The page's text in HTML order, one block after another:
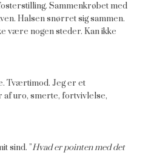
Sammenkrøbet med
Halsen snørret sig sammen.
være nogen steder. Kan ikke
Tværtimod. Jeg er et
uro, smerte, fortvivlelse,
sind. ”Hvad er pointen med det